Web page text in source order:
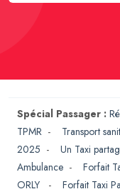
Spécial Passager :
TPMR - Transport
2025 - Un Taxi
Ambulance - Forfait
ORLY
- Forfait Taxi